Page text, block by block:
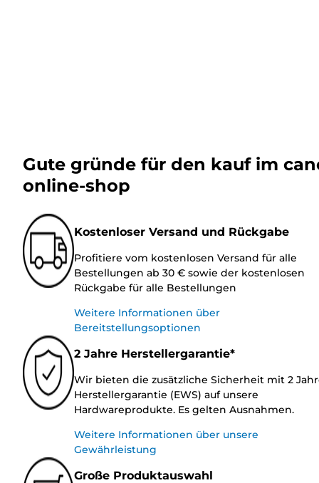
Gute gründe für den kauf im
online-shop
Kostenloser Versand und Rückgabe
Profitiere vom kostenlosen Versand für alle
Bestellungen ab 30 € sowie der kostenlosen
Rückgabe für alle Bestellungen
Weitere Informationen über
Bereitstellungsoptionen
2 Jahre Herstellergarantie*
Wir bieten die zusätzliche Sicherheit mit 2
Herstellergarantie (EWS) auf unsere
Hardwareprodukte. Es gelten Ausnahmen.
Weitere Informationen über unsere
Gewährleistung
Große Produktauswahl